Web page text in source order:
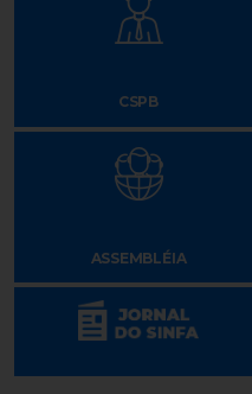
CSPB
ASSEMBLÉIA